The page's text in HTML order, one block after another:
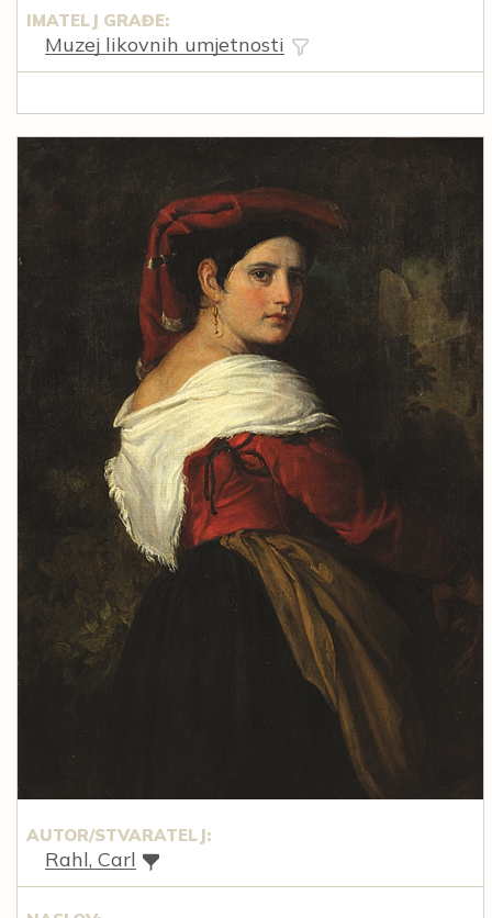
IMATELJ GRAĐE:
Muzej likovnih umjetnosti
AUTOR/STVARATELJ:
Rahl, Carl